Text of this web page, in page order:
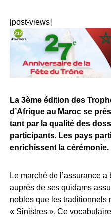
[post-views]
La 3ème édition des
d’Afrique au Maroc se
tant par la qualité des
participants. Les pays
enrichissent la cérémonie.
Le marché de l’assurance
auprès de ses quidams
nobles que les traditionnels
« Sinistres ». Ce